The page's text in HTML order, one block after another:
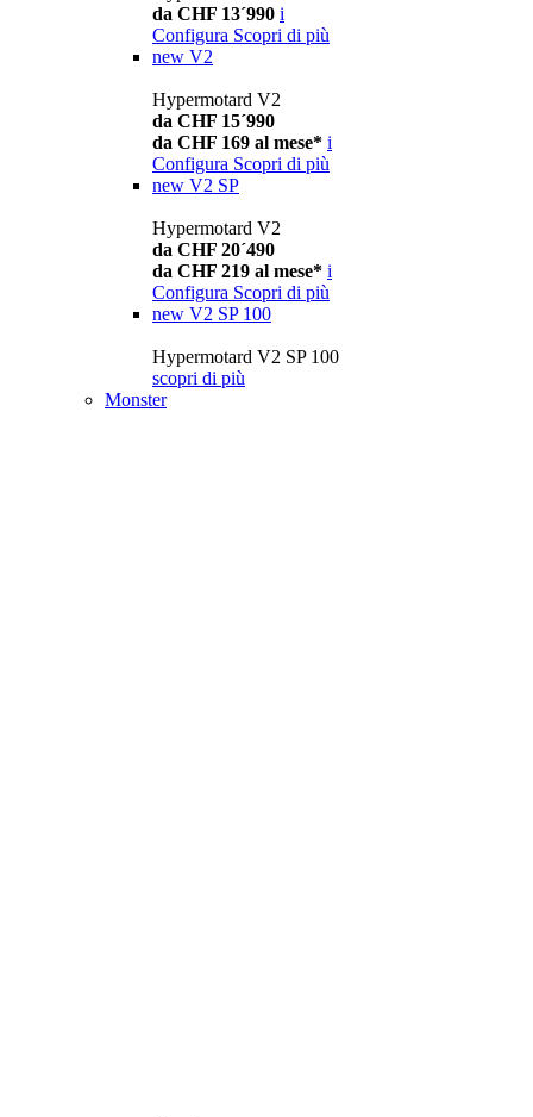
da CHF 13´990 i
Configura Scopri di più
new V2
Hypermotard V2
da CHF 15´990
da CHF 169 al mese* i
Configura Scopri di più
new V2 SP
Hypermotard V2
da CHF 20´490
da CHF 219 al mese* i
Configura Scopri di più
new V2 SP 100
Hypermotard V2 SP 100
scopri di più
Monster